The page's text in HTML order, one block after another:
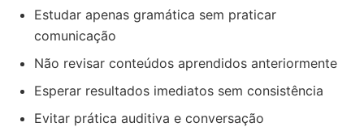
Estudar apenas gramática sem praticar
comunicação
Não revisar conteúdos aprendidos anteriormente
Esperar resultados imediatos sem consistência
Evitar prática auditiva e conversação